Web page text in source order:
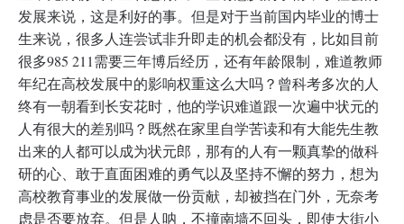
发展来说，这是利好的事。但是对于当前国内毕业的博士
生来说，很多人连尝试非升即走的机会都没有，比如目前
很多985 211需要三年博后经历，还有年龄限制，难道教师
年纪在高校发展中的影响权重这么大吗？曾科考多次的人
终有一朝看到长安花时，他的学识难道跟一次遍中状元的
人有很大的差别吗？既然在家里自学苦读和有大能先生教
出来的人都可以成为状元郎，那有的人有一颗真挚的做科
研的心、敢于直面困难的勇气以及坚持不懈的努力，想为
高校教育事业的发展做一份贡献，却被挡在门外，无奈考
虑是否要放弃。但是人呐，不撞南墙不回头，即使大街小